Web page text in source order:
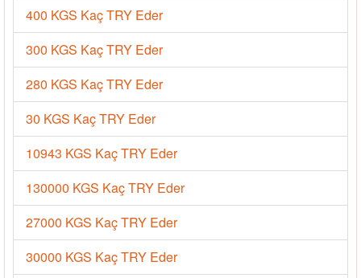
400 KGS Kaç TRY Eder
300 KGS Kaç TRY Eder
280 KGS Kaç TRY Eder
30 KGS Kaç TRY Eder
10943 KGS Kaç TRY Eder
130000 KGS Kaç TRY Eder
27000 KGS Kaç TRY Eder
30000 KGS Kaç TRY Eder